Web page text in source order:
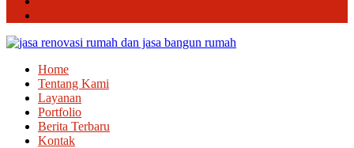
Home
Tentang Kami
Layanan
Portfolio
Berita Terbaru
Kontak